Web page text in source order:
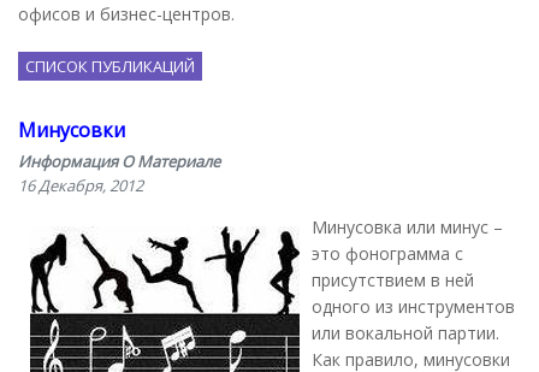
офисов и бизнес-центров.
СПИСОК ПУБЛИКАЦИЙ
Минусовки
Информация О Материале
16 Декабря, 2012
Минусовка или минус –
это фонограмма с
присутствием в ней
одного из инструментов
или вокальной партии.
Как правило, минусовки